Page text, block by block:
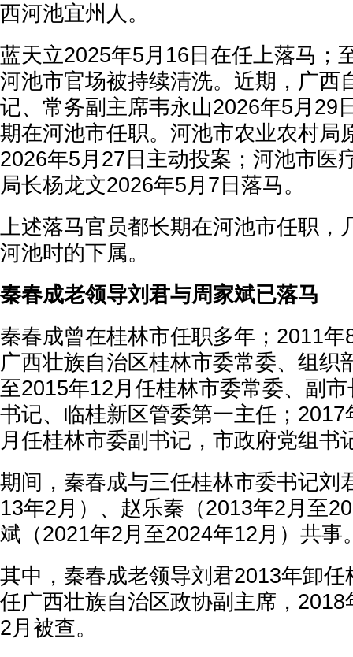
西河池宜州人。
蓝天立2025年5月16日在任上落马；
河池市官场被持续清洗。近期，广西
记、常务副主席韦永山2026年5月29
期在河池市任职。河池市农业农村局
2026年5月27日主动投案；河池市医
局长杨龙文2026年5月7日落马。
上述落马官员都长期在河池市任职，
河池时的下属。
秦春成老领导刘君与周家斌已落马
秦春成曾在桂林市任职多年；2011
广西壮族自治区桂林市委常委、组织
至2015年12月任桂林市委常委、副
书记、临桂新区管委第一主任；
月任桂林市委副书记，市政府党组书
期间，秦春成与三任桂林市委书记刘
13年2月）、赵乐秦（2013年2月至
斌（2021年2月至2024年12月）共事
其中，秦春成老领导刘君2013年卸
任广西壮族自治区政协副主席，
2月被查。